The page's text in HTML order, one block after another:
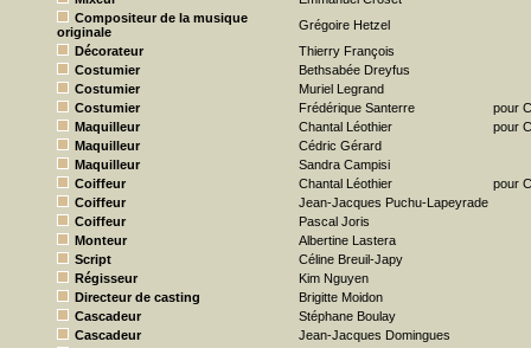
Compositeur de la musique
originale
Grégoire Hetzel
Décorateur
Thierry François
Costumier
Bethsabée Dreyfus
Costumier
Muriel Legrand
Costumier
Frédérique Santerre
pour
Maquilleur
Chantal Léothier
pour
Maquilleur
Cédric Gérard
Maquilleur
Sandra Campisi
Coiffeur
Chantal Léothier
pour
Coiffeur
Jean-Jacques Puchu-Lapeyrade
Coiffeur
Pascal Joris
Monteur
Albertine Lastera
Script
Céline Breuil-Japy
Régisseur
Kim Nguyen
Directeur de casting
Brigitte Moidon
Cascadeur
Stéphane Boulay
Cascadeur
Jean-Jacques Domingues